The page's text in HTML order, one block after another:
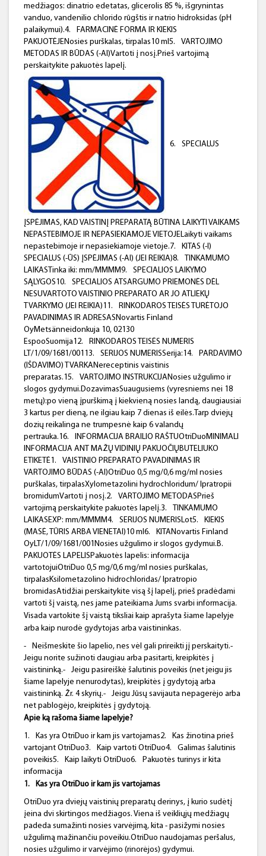
medžiagos: dinatrio edetatas, glicerolis 85 %, išgrynintas
vanduo, vandenilio chlorido rūgštis ir natrio hidroksidas (pH
palaikymui).4.
FARMACINĖ FORMA IR KIEKIS
PAKUOTĖJENosies purškalas, tirpalas10 ml5.
VARTOJIMO
METODAS IR BŪDAS (-AI)Vartoti į nosį.Prieš vartojimą
perskaitykite pakuotės lapelį.
6. SPECIALUS
ĮSPĖJIMAS, KAD VAISTINĮ PREPARATĄ BŪTINA LAIKYTI VAIKAMS
NEPASTEBIMOJE IR NEPASIEKIAMOJE VIETOJELaikyti vaikams
nepastebimoje ir nepasiekiamoje vietoje.7.
KITAS (-I)
SPECIALUS (-ŪS) ĮSPĖJIMAS (-AI) (JEI REIKIA)8.
TINKAMUMO
LAIKASTinka iki: mm/MMMM9.
SPECIALIOS LAIKYMO
SĄLYGOS10.
SPECIALIOS ATSARGUMO PRIEMONĖS DĖL
NESUVARTOTO VAISTINIO PREPARATO AR JO ATLIEKŲ
TVARKYMO (JEI REIKIA)11.
RINKODAROS TEISĖS TURĖTOJO
PAVADINIMAS IR ADRESASNovartis Finland
OyMetsänneidonkuja 10, 02130
EspooSuomija12.
RINKODAROS TEISĖS NUMERIS
LT/1/09/1681/00113.
SERIJOS NUMERISSerija:14.
PARDAVIMO
(IŠDAVIMO) TVARKANereceptinis vaistinis
preparatas.15.
VARTOJIMO INSTRUKCIJANosies užgulimo ir
slogos gydymui.DozavimasSuaugusiems (vyresniems nei 18
metų):po vieną įpurškimą į kiekvieną nosies landą, daugiausiai
3 kartus per dieną, ne ilgiau kaip 7 dienas iš eilės.Tarp dviejų
dozių reikalinga ne trumpesnė kaip 6 valandų
pertrauka.16.
INFORMACIJA BRAILIO RAŠTUOtriDuoMINIMALI
INFORMACIJA ANT MAŽŲ VIDINIŲ PAKUOČIŲBUTELIUKO
ETIKETĖ1.
VAISTINIO PREPARATO PAVADINIMAS IR
VARTOJIMO BŪDAS (-AI)OtriDuo 0,5 mg/0,6 mg/ml nosies
purškalas, tirpalasXylometazolini hydrochloridum/ Ipratropii
bromidumVartoti į nosį.2.
VARTOJIMO METODASPrieš
vartojimą perskaitykite pakuotės lapelį.3.
TINKAMUMO
LAIKASEXP: mm/MMMM4.
SERIJOS NUMERISLot5.
KIEKIS
(MASĖ, TŪRIS ARBA VIENETAI)10 ml6.
KITANovartis Finland
OyLT/1/09/1681/001Nosies užgulimo ir slogos gydymui.B.
PAKUOTĖS LAPELISPakuotės lapelis: informacija
vartotojuiOtriDuo 0,5 mg/0,6 mg/ml nosies purškalas,
tirpalasKsilometazolino hidrochloridas/ Ipratropio
bromidasAtidžiai perskaitykite visą šį lapelį, prieš pradėdami
vartoti šį vaistą, nes jame pateikiama Jums svarbi informacija.
Visada vartokite šį vaistą tiksliai kaip aprašyta šiame lapelyje
arba kaip nurodė gydytojas arba vaistininkas.
-
Neišmeskite šio lapelio, nes vėl gali prireikti jį perskaityti.-
Jeigu norite sužinoti daugiau arba pasitarti, kreipkitės į
vaistininką.-
Jeigu pasireiškė šalutinis poveikis (net jeigu jis
šiame lapelyje nenurodytas), kreipkitės į gydytoją arba
vaistininką. Žr. 4 skyrių.-
Jeigu Jūsų savijauta nepagerėjo arba
net pablogėjo, kreipkitės į gydytoją.
Apie ką rašoma šiame lapelyje?
1.
Kas yra OtriDuo ir kam jis vartojamas2.
Kas žinotina prieš
vartojant OtriDuo3.
Kaip vartoti OtriDuo4.
Galimas šalutinis
poveikis5.
Kaip laikyti OtriDuo6.
Pakuotės turinys ir kita
informacija
1.
Kas yra OtriDuo ir kam jis vartojamas
OtriDuo yra dviejų vaistinių preparatų derinys, į kurio sudėtį
įeina dvi skirtingos medžiagos. Viena iš veikliųjų medžiagų
padeda sumažinti nosies varvėjimą, kita - pasižymi nosies
užgulimą mažinančiu poveikiu.OtriDuo naudojamas peršalus,
nosies užgulimo ir varvėjimo (rinorėjos) gydymui.